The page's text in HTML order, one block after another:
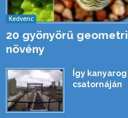
Kedvenc
20 gyönyörű
növény
Így
csatornáján